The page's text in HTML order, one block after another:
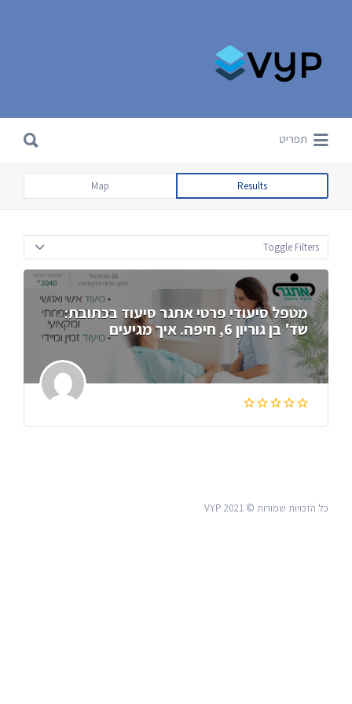
תפריט
Results
Map
Toggle Filters
מטפל סיעודי פרטי אתגר סיעוד בכתובת:
שד' בן גוריון 6, חיפה. איך מגיעים
כל הזכויות שמורות © VYP 2021